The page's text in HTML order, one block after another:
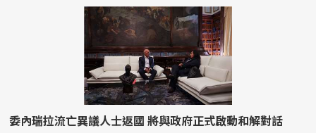
委內瑞拉流亡異議人士返國 將與政府正式啟動和解對話